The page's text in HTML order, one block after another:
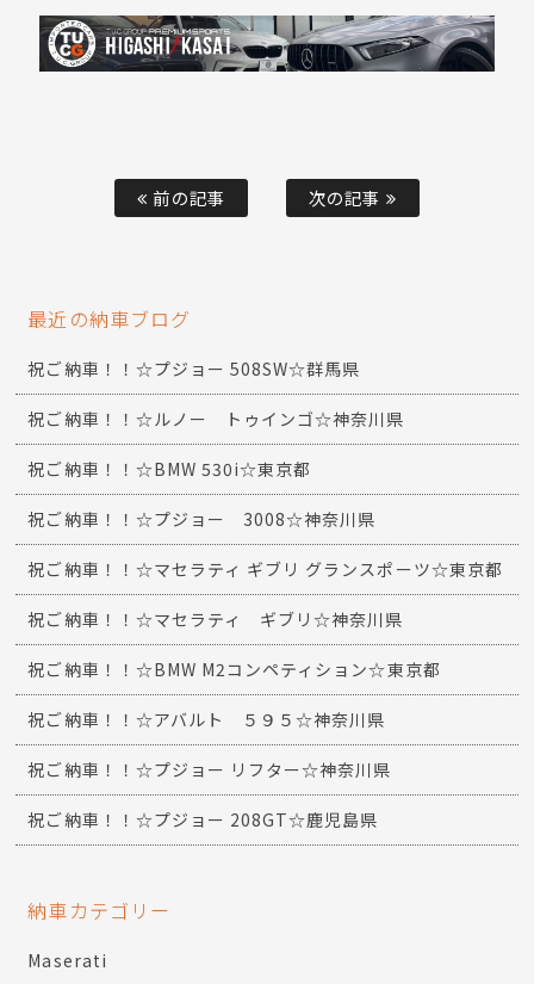
前の記事 次の記事
最近の納車ブログ
祝ご納車！！☆プジョー 508SW☆群馬県
祝ご納車！！☆ルノー トゥインゴ☆神奈川県
祝ご納車！！☆BMW 530i☆東京都
祝ご納車！！☆プジョー 3008☆神奈川県
祝ご納車！！☆マセラティ ギブリ グランスポーツ☆東京都
祝ご納車！！☆マセラティ ギブリ☆神奈川県
祝ご納車！！☆BMW M2コンペティション☆東京都
祝ご納車！！☆アバルト ５９５☆神奈川県
祝ご納車！！☆プジョー リフター☆神奈川県
祝ご納車！！☆プジョー 208GT☆鹿児島県
納車カテゴリー
Maserati